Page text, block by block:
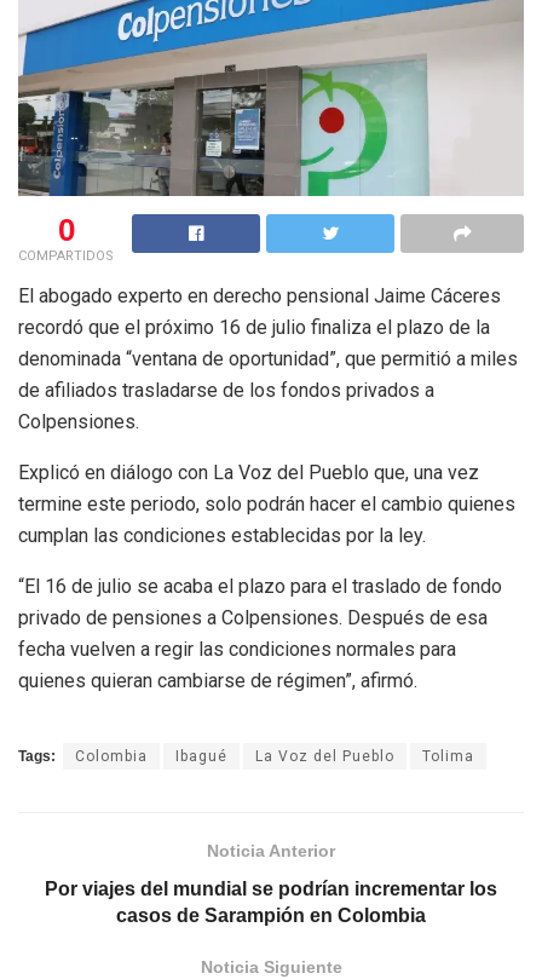
0
COMPARTIDOS
El abogado experto en derecho pensional Jaime Cáceres
recordó que el próximo 16 de julio finaliza el plazo de la
denominada “ventana de oportunidad”, que permitió a miles
de afiliados trasladarse de los fondos privados a
Colpensiones.
Explicó en diálogo con La Voz del Pueblo que, una vez
termine este periodo, solo podrán hacer el cambio quienes
cumplan las condiciones establecidas por la ley.
“El 16 de julio se acaba el plazo para el traslado de fondo
privado de pensiones a Colpensiones. Después de esa
fecha vuelven a regir las condiciones normales para
quienes quieran cambiarse de régimen”, afirmó.
Tags: Colombia Ibagué La Voz del Pueblo Tolima
Noticia Anterior
Por viajes del mundial se podrían incrementar los
casos de Sarampión en Colombia
Noticia Siguiente